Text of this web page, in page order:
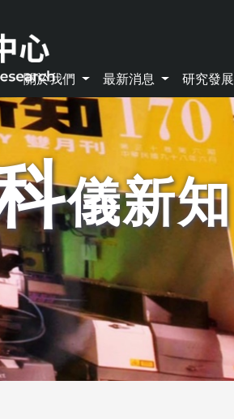
關於我們 最新消息 研究發展
儀新知